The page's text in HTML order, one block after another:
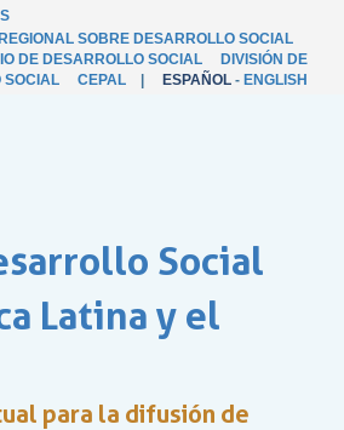
SOBRE DESARROLLO SOCIAL
DE DESARROLLO SOCIAL
DIVISIÓN DE
SOCIAL
CEPAL ESPAÑOL - ENGLISH
Social
Latina y el
para la difusión de